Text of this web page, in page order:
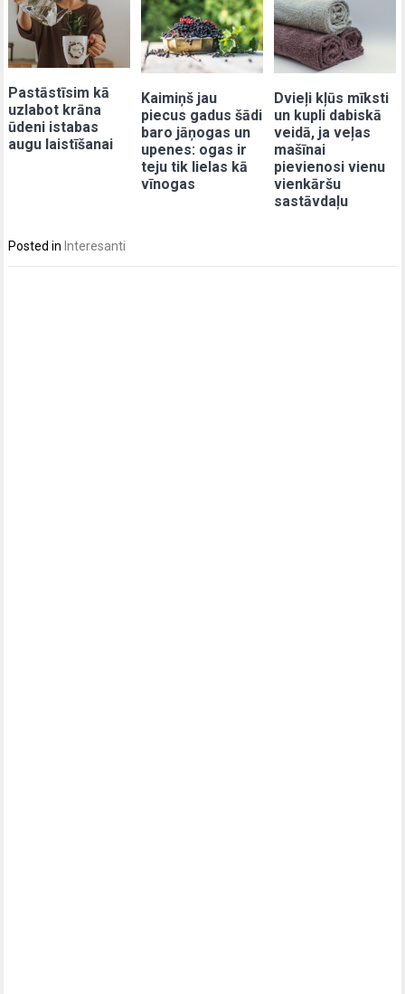
Pastāstīsim kā
uzlabot krāna
ūdeni istabas
augu laistīšanai
Kaimiņš jau
piecus gadus šādi
baro jāņogas un
upenes: ogas ir
teju tik lielas kā
vīnogas
Dvieļi kļūs mīksti
un kupli dabiskā
veidā, ja veļas
mašīnai
pievienosi vienu
vienkāršu
sastāvdaļu
Posted in Interesanti